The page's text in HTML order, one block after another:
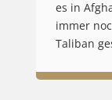
es in
immer
Taliban